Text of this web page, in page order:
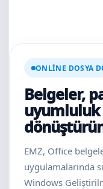
ONLINE DOSYA
Belgeler,
uyumluluk
EMZ, Office
uygulamalarında
Windows